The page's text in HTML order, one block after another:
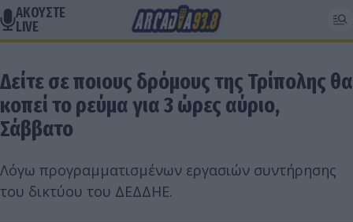
ΑΚΟΥΣΤΕ
LIVE
Δείτε σε ποιους δρόμους της Τρίπολης θα
κοπεί το ρεύμα για 3 ώρες αύριο,
Σάββατο
Λόγω προγραμματισμένων εργασιών συντήρησης
του δικτύου του ΔΕΔΔΗΕ.